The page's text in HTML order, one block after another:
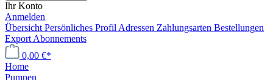
Ihr Konto
Anmelden
Übersicht Persönliches Profil Adressen Zahlungsarten Bestellungen
Export Abonnements
0,00 €*
Home
Pumpen